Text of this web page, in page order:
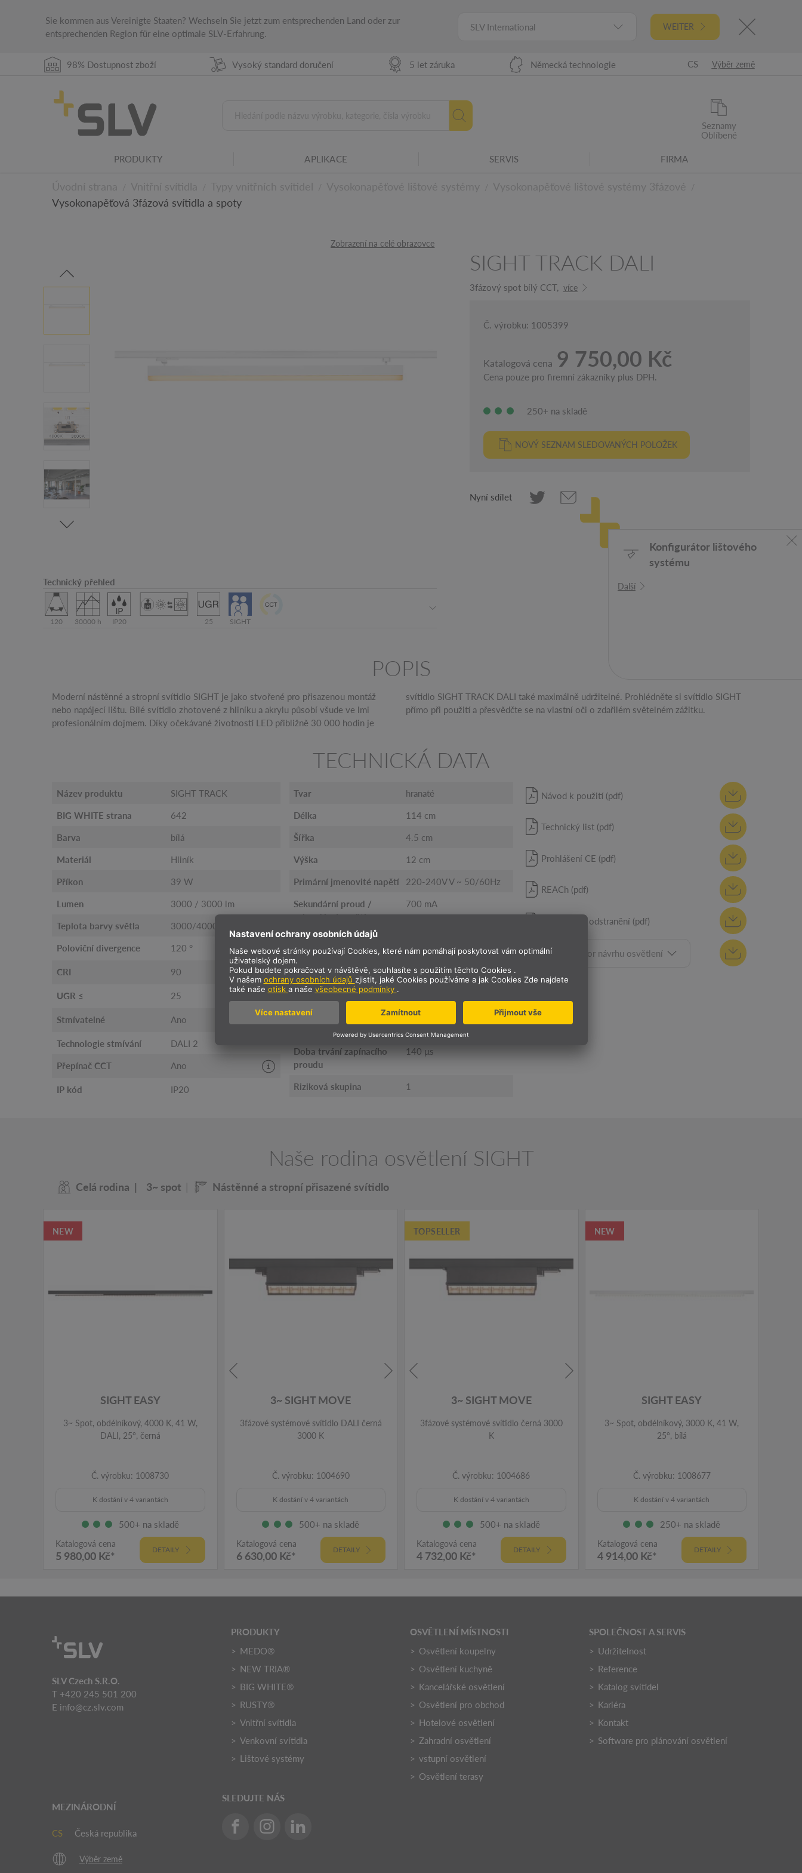
Sie kommen aus Vereinigte Staaten? Wechseln Sie jetzt zum entsprechenden Land oder zur
entsprechenden Region für eine optimale SLV-Erfahrung.
SLV International WEITER
98% Dostupnost zboží Vysoký standard doručení 5 let záruka Německá technologie CS Výběr země
Seznamy
Oblíbené
PRODUKTY APLIKACE SERVIS FIRMA
Vysokonapěťová 3fázová svítidla a spoty
Zobrazení na celé obrazovce
Technický přehled
120 30000 h IP20 25 SIGHT
Stupeň krytí IP označuje vhodnost elektrického zařízení pro různé podmínky prostředí.
Zdroj světla vyměnitelný odborníkem
Čím menší je hodnota, tím nižší je oslnění.
Rodina svítidel
Tento produkt patří do rodiny svítidel SLV.
CCT přepínač
SIGHT TRACK DALI
3fázový spot bílý CCT, více
Č. výrobku: 1005399
Katalogová cena 9 750,00 Kč
Cena pouze pro firemní zákazníky plus DPH.
250+ na skladě
NOVÝ SEZNAM SLEDOVANÝCH POLOŽEK
Nyní sdílet
POPIS
Moderní nástěnné a stropní svítidlo SIGHT je jako stvořené pro přisazenou montáž
nebo napájecí lištu. Bílé svítidlo zhotovené z hliníku a akrylu působí všude ve lmi
profesionálním dojmem. Díky očekávané životnosti LED přibližně 30 000 hodin je
svítidlo SIGHT TRACK DALI také maximálně udržitelné. Prohlédněte si svítidlo SIGHT
přímo při použití a přesvědčte se na vlastní oči o zdařilém světelném zážitku.
TECHNICKÁ DATA
Název produktu SIGHT TRACK
BIG WHITE strana 642
Barva bílá
Materiál Hliník
Příkon 39 W
Lumen 3000 / 3000 lm
Teplota barvy světla 3000/4000 Kelvin
Poloviční divergence 120 °
CRI 90
UGR ≤ 25
Stmívatelné Ano
Technologie stmívání DALI 2
Přepínač CCT Ano
IP kód IP20
Tvar hranaté
Délka 114 cm
Šířka 4.5 cm
Výška 12 cm
Primární jmenovité napětí 220-240V V ~ 50/60Hz
Sekundární proud /
sekundární napětí
700 mA
Teplota prostředí
Hmotnost netto
Vážená spotřeba 39 kWh/1.000h
Životnost
Doba trvání zapínacího
proudu
140 μs
Riziková skupina 1
Návod k použití (pdf)
Technický list (pdf)
Prohlášení CE (pdf)
REACh (pdf)
Pokyny pro odstranění (pdf)
Vyberte soubor návrhu osvětlení
Naše rodina osvětlení SIGHT
Celá rodina 3~ spot Nástěnné a stropní přisazené svítidlo
NEW
SIGHT EASY
3~ Spot, obdélníkový, 4000 K, 41 W,
DALI, 25°, černá
Č. výrobku: 1008730
K dostání v 4 variantách
500+ na skladě
Katalogová cena
5 980,00 Kč* DETAILY
3~ SIGHT MOVE
3fázové systémové svítidlo DALI černá
3000 K
Č. výrobku: 1004690
K dostání v 4 variantách
500+ na skladě
Katalogová cena
6 630,00 Kč* DETAILY
TOPSELLER
3~ SIGHT MOVE
3fázové systémové svítidlo černá 3000
K
Č. výrobku: 1004686
K dostání v 4 variantách
500+ na skladě
Katalogová cena
4 732,00 Kč* DETAILY
NEW
SIGHT EASY
3~ Spot, obdélníkový, 3000 K, 41 W,
25°, bílá
Č. výrobku: 1008677
K dostání v 4 variantách
250+ na skladě
Katalogová cena
4 914,00 Kč* DETAILY
Konfigurátor lištového
systému
Další
SLV Czech S.R.O.
T +420 245 501 200
E info@cz.slv.com
PRODUKTY
MEDO®
NEW TRIA®
BIG WHITE®
RUSTY®
Vnitřní svítidla
Venkovní svítidla
Lištové systémy
OSVĚTLENÍ MÍSTNOSTI
Osvětlení koupelny
Osvětlení kuchyně
Kancelářské osvětlení
Osvětlení pro obchod
Hotelové osvětlení
Zahradní osvětlení
vstupní osvětlení
Osvětlení terasy
SPOLEČNOST A SERVIS
Udržitelnost
Reference
Katalog svítidel
Kariéra
Kontakt
Software pro plánování osvětlení
MEZINÁRODNÍ
CS Česká republika
Výběr země
SLEDUJTE NÁS